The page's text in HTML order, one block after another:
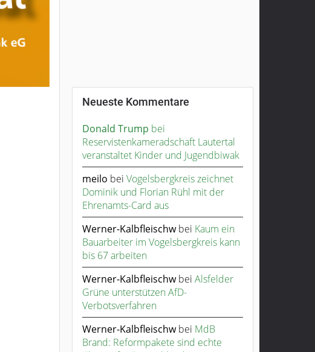
Neueste Kommentare
Donald Trump bei
Reservistenkameradschaft Lautertal
veranstaltet Kinder und Jugendbiwak
meilo bei Vogelsbergkreis zeichnet
Dominik und Florian Rühl mit der
Ehrenamts-Card aus
Werner-Kalbfleischwbei Kaum ein
Bauarbeiter im Vogelsbergkreis kann
bis 67 arbeiten
Werner-Kalbfleischwbei Alsfelder
Grüne unterstützen AfD-
Verbotsverfahren
Werner-Kalbfleischwbei MdB
Brand: Reformpakete sind echte